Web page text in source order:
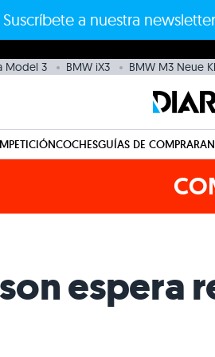
Suscríbete a nuestra
Model 3 BMW iX3 BMW M3 Neue
COCHESGUÍAS DE COMPRA
espera